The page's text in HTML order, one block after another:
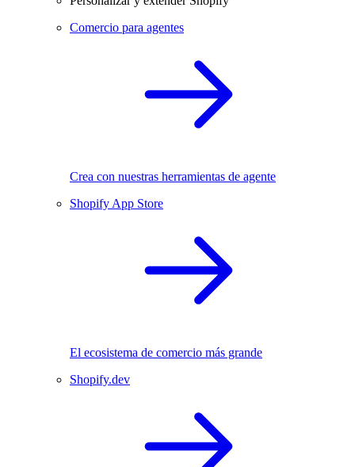
Comercio para agentes
Crea con nuestras herramientas de agente
Shopify App Store
El ecosistema de comercio más grande
Shopify.dev